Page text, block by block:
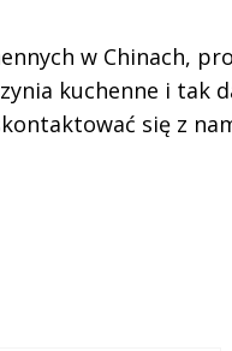
w Chinach,
kuchenne i tak
się z